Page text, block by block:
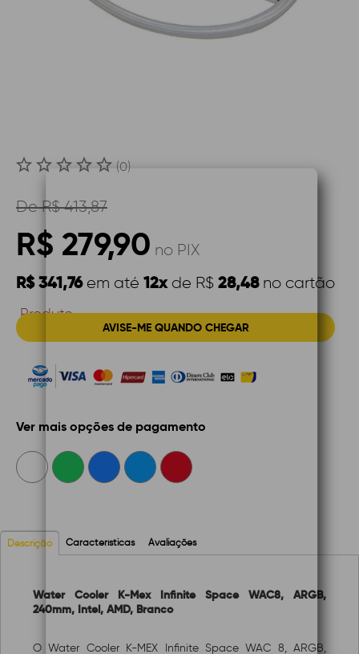
(0)
DeR$ 413,87
R$ 279,90 no PIX
R$ 341,76em até 12xde R$ 28,48no cartão
AVISE-ME QUANDO CHEGAR
Produto
Ver mais opções de pagamento
Descrição Características Avaliações
Water Cooler K-Mex Infinite Space WAC8, ARGB,
240mm, Intel, AMD, Branco
O Water Cooler K-MEX Infinite Space WAC 8, ARGB,